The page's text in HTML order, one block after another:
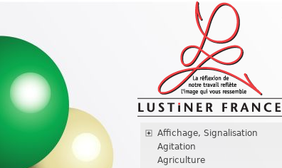
Affichage, Signalisation
Agitation
Agriculture